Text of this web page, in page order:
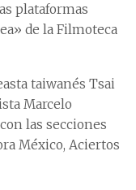
plataformas
de la Filmoteca
taiwanés Tsai
Marcelo
las secciones
México, Aciertos